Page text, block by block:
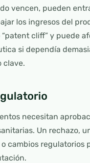
vencen, pueden
los ingresos del
cliff” y puede
si dependía
clave.
necesitan
Un rechazo,
cambios regulatorios